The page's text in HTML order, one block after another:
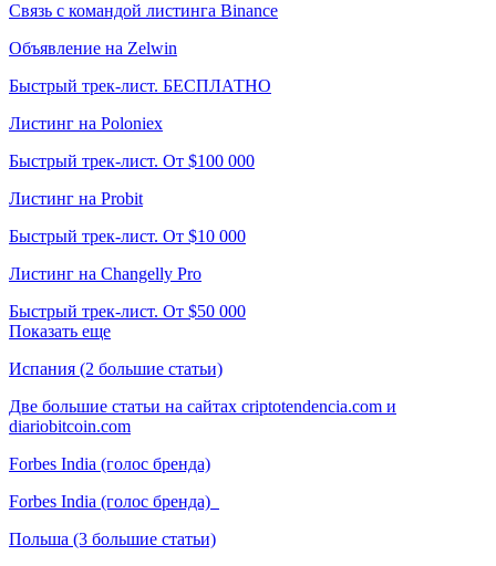
Связь с командой листинга Binance
Объявление на Zelwin
Быстрый трек-лист. БЕСПЛАТНО
Листинг на Poloniex
Быстрый трек-лист. От $100 000
Листинг на Probit
Быстрый трек-лист. От $10 000
Листинг на Changelly Pro
Быстрый трек-лист. От $50 000
Показать еще
Испания (2 большие статьи)
Две большие статьи на сайтах criptotendencia.com и
diariobitcoin.com
Forbes India (голос бренда)
Forbes India (голос бренда)
Польша (3 большие статьи)